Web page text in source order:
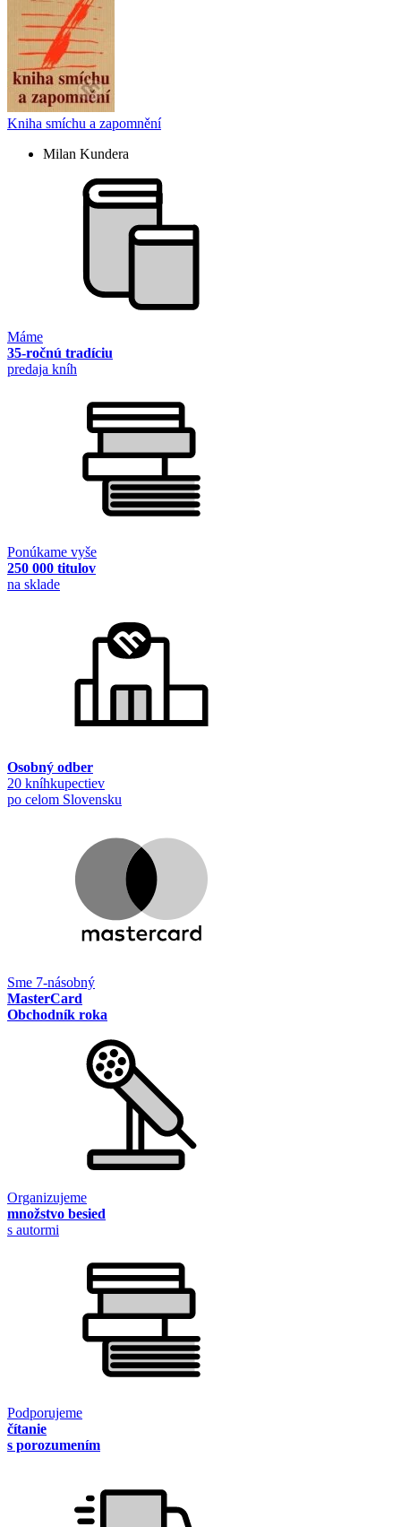
Kniha smíchu a zapomnění
Milan Kundera
Máme
35-ročnú tradíciu
predaja kníh
Ponúkame vyše
250 000 titulov
na sklade
Osobný odber
20 kníhkupectiev
po celom Slovensku
Sme 7-násobný
MasterCard
Obchodník roka
Organizujeme
množstvo besied
s autormi
Podporujeme
čítanie
s porozumením